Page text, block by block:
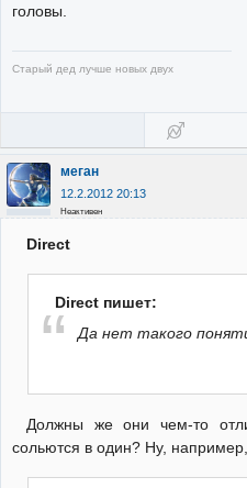
головы.
Старый дед лучше новых двух
меган
12.2.2012 20:13
Неактивен
Direct
Direct пишет:
Да нет такого
Должны же они чем-то
сольются в один? Ну,